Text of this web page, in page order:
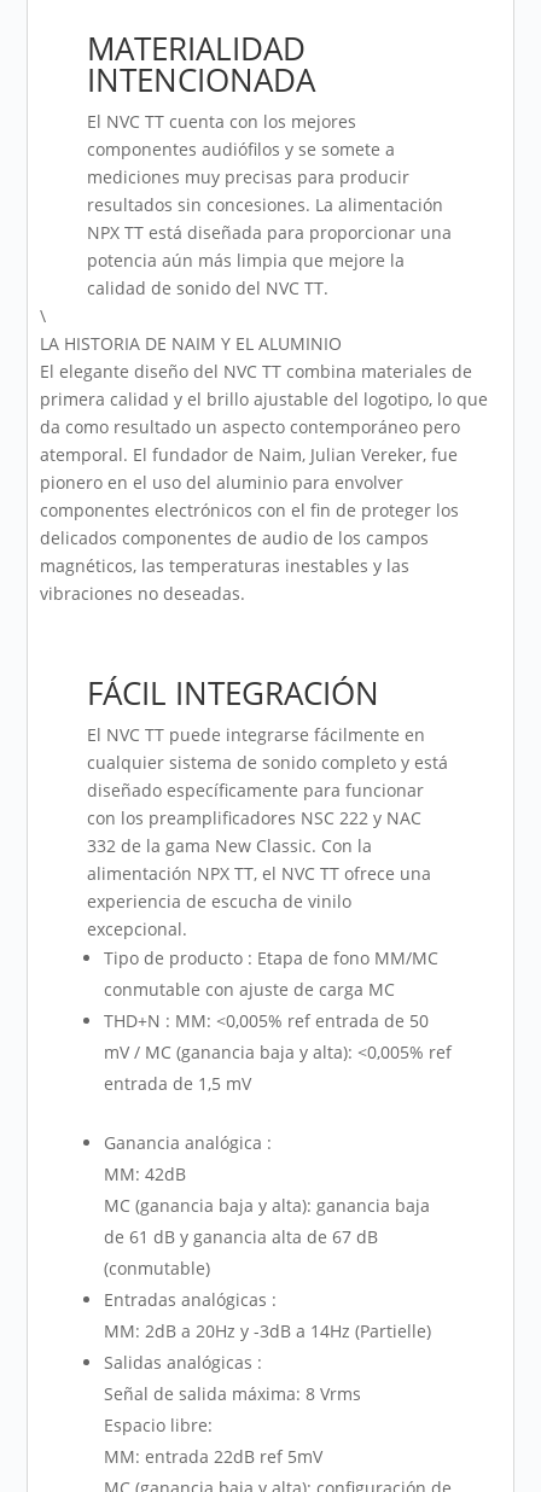
MATERIALIDAD
INTENCIONADA
El NVC TT cuenta con los mejores
componentes audiófilos y se somete a
mediciones muy precisas para producir
resultados sin concesiones. La alimentación
NPX TT está diseñada para proporcionar una
potencia aún más limpia que mejore la
calidad de sonido del NVC TT.
\
LA HISTORIA DE NAIM Y EL ALUMINIO
El elegante diseño del NVC TT combina materiales de
primera calidad y el brillo ajustable del logotipo, lo que
da como resultado un aspecto contemporáneo pero
atemporal. El fundador de Naim, Julian Vereker, fue
pionero en el uso del aluminio para envolver
componentes electrónicos con el fin de proteger los
delicados componentes de audio de los campos
magnéticos, las temperaturas inestables y las
vibraciones no deseadas.
FÁCIL INTEGRACIÓN
El NVC TT puede integrarse fácilmente en
cualquier sistema de sonido completo y está
diseñado específicamente para funcionar
con los preamplificadores NSC 222 y NAC
332 de la gama New Classic. Con la
alimentación NPX TT, el NVC TT ofrece una
experiencia de escucha de vinilo
excepcional.
Tipo de producto : Etapa de fono MM/MC
conmutable con ajuste de carga MC
THD+N : MM: <0,005% ref entrada de 50
mV / MC (ganancia baja y alta): <0,005% ref
entrada de 1,5 mV
Ganancia analógica :
MM: 42dB
MC (ganancia baja y alta): ganancia baja
de 61 dB y ganancia alta de 67 dB
(conmutable)
Entradas analógicas :
MM: 2dB a 20Hz y -3dB a 14Hz (Partielle)
Salidas analógicas :
Señal de salida máxima: 8 Vrms
Espacio libre:
MM: entrada 22dB ref 5mV